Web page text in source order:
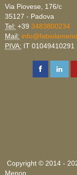
Via Piovese, 176/c
35127 - Padova
Tel: +39 3483800234
Mail:
PIVA: IT 01049410291
Copyright © 2014 -
Menon